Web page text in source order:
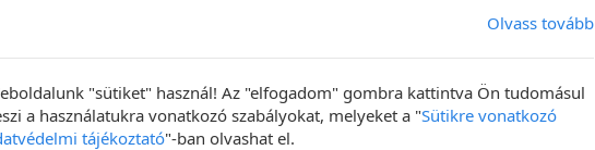
Olvass tovább
"sütiket" használ! Az "elfogadom" gombra kattintva Ön tudomásul
a használatukra vonatkozó szabályokat, melyeket a "Sütikre vonatkozó
tájékoztató"-ban olvashat el.